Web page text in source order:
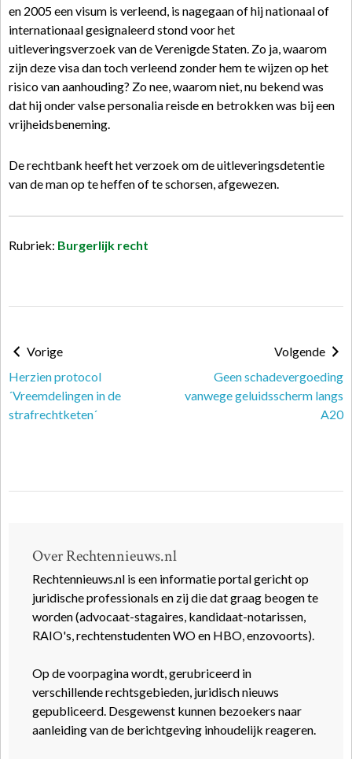
en 2005 een visum is verleend, is nagegaan of hij nationaal of
internationaal gesignaleerd stond voor het
uitleveringsverzoek van de Verenigde Staten. Zo ja, waarom
zijn deze visa dan toch verleend zonder hem te wijzen op het
risico van aanhouding? Zo nee, waarom niet, nu bekend was
dat hij onder valse personalia reisde en betrokken was bij een
vrijheidsbeneming.
De rechtbank heeft het verzoek om de uitleveringsdetentie
van de man op te heffen of te schorsen, afgewezen.
Rubriek: Burgerlijk recht
Vorige
Herzien protocol
´Vreemdelingen in de
strafrechtketen´
Volgende
Geen schadevergoeding
vanwege geluidsscherm langs
A20
Over Rechtennieuws.nl
Rechtennieuws.nl is een informatie portal gericht op
juridische professionals en zij die dat graag beogen te
worden (advocaat-stagaires, kandidaat-notarissen,
RAIO's, rechtenstudenten WO en HBO, enzovoorts).
Op de voorpagina wordt, gerubriceerd in
verschillende rechtsgebieden, juridisch nieuws
gepubliceerd. Desgewenst kunnen bezoekers naar
aanleiding van de berichtgeving inhoudelijk reageren.